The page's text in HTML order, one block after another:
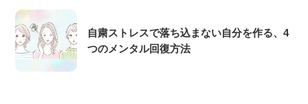
自粛ストレスで落ち込まない自分を作る、4
つのメンタル回復方法